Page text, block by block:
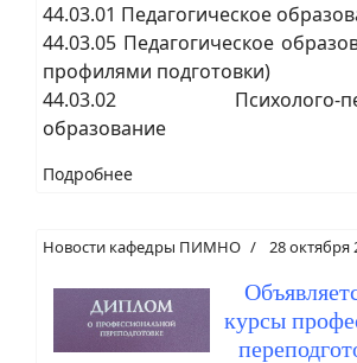
44.03.01 Педагогическое
44.03.05 Педагогическое
профилями подготовки)
44.03.02 Психолого-
образование
Подробнее
Новости кафедры ПИМНО 28 октября
курсы